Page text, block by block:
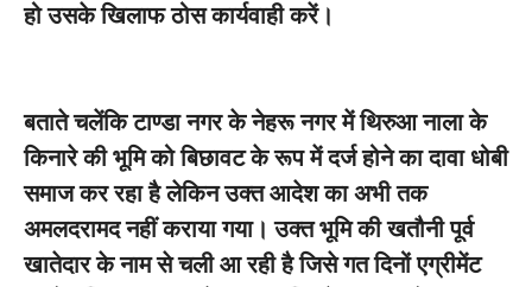
हो उसके खिलाफ ठोस कार्यवाही करें।
बताते चलेंकि टाण्डा नगर के नेहरू नगर में थिरुआ नाला के
किनारे की भूमि को बिछावट के रूप में दर्ज होने का दावा धोबी
समाज कर रहा है लेकिन उक्त आदेश का अभी तक
अमलदरामद नहीं कराया गया। उक्त भूमि की खतौनी पूर्व
खातेदार के नाम से चली आ रही है जिसे गत दिनों एग्रीमेंट